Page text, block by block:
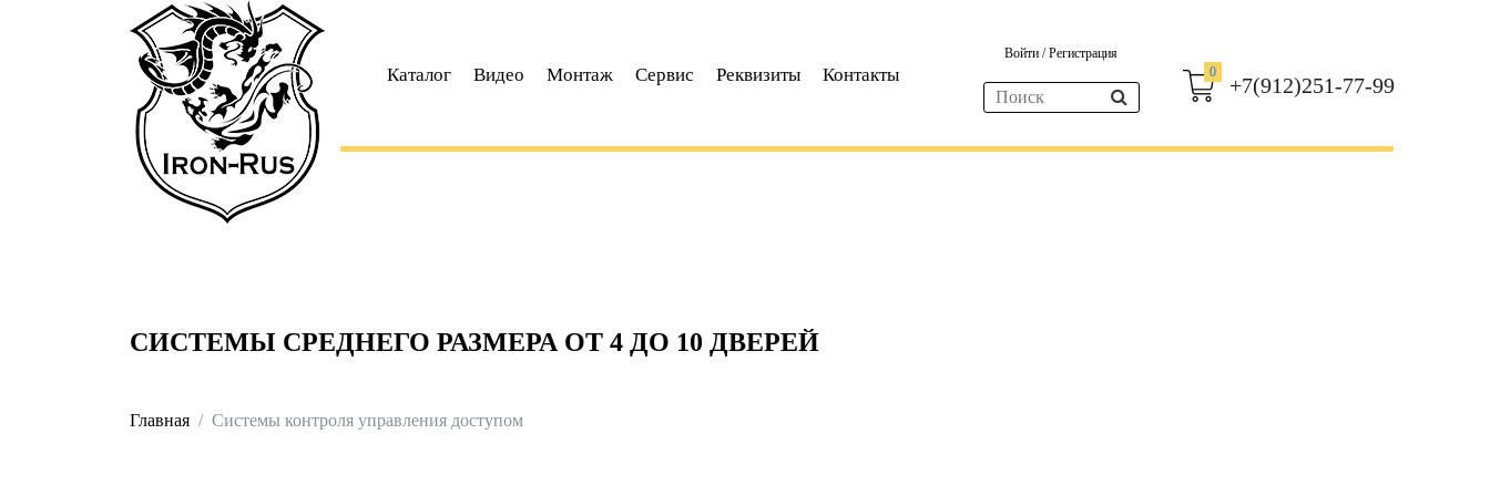
Каталог Видео Монтаж Сервис Реквизиты Контакты
Войти /Регистрация
0
+7(912)251-77-99
СИСТЕМЫ СРЕДНЕГО РАЗМЕРА ОТ 4 ДО 10 ДВЕРЕЙ
Главная Системы контроля управления доступом